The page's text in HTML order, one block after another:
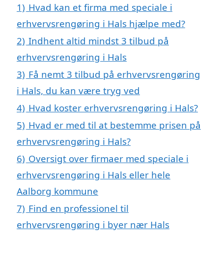
1) Hvad kan et firma med speciale i
erhvervsrengøring i Hals hjælpe med?
2) Indhent altid mindst 3 tilbud på
erhvervsrengøring i Hals
3) Få nemt 3 tilbud på erhvervsrengøring
i Hals, du kan være tryg ved
4) Hvad koster erhvervsrengøring i Hals?
5) Hvad er med til at bestemme prisen på
erhvervsrengøring i Hals?
6) Oversigt over firmaer med speciale i
erhvervsrengøring i Hals eller hele
Aalborg kommune
7) Find en professionel til
erhvervsrengøring i byer nær Hals